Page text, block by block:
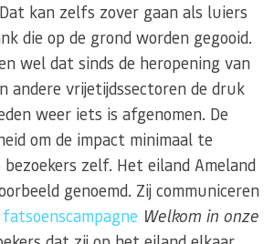
kan zelfs zover gaan als luiers
die op de grond worden gegooid.
wel dat sinds de heropening van
andere vrijetijdssectoren de druk
weer iets is afgenomen. De
om de impact minimaal te
zelf. Het eiland Ameland
genoemd. Zij communiceren
fatsoenscampagne Welkom in onze